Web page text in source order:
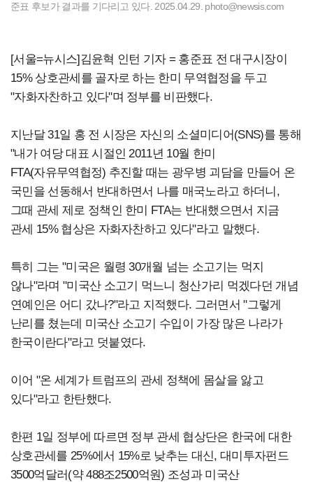
준표 후보가 결과를 기다리고 있다. 2025.04.29. photo@newsis.com
[서울=뉴시스]김윤혁 인턴 기자 = 홍준표 전 대구시장이
15% 상호관세를 골자로 하는 한미 무역협정을 두고
"자화자찬하고 있다"며 정부를 비판했다.
지난달 31일 홍 전 시장은 자신의 소셜미디어(SNS)를 통해
"내가 여당 대표 시절인 2011년 10월 한미
FTA(자유무역협정) 추진할 때는 광우병 괴담을 만들어 온
국민을 선동해서 반대하면서 나를 매국노라고 하더니,
그때 관세 제로 정책인 한미 FTA는 반대했으면서 지금
관세 15% 협상은 자화자찬하고 있다"라고 말했다.
특히 그는 "미국은 월령 30개월 넘는 소고기는 먹지
않나"라며 "미국산 소고기 먹느니 청산가리 먹겠다던 개념
연예인은 어디 갔나?"라고 지적했다. 그러면서 "그렇게
난리를 쳤는데 미국산 소고기 수입이 가장 많은 나라가
한국이란다"라고 덧붙였다.
이어 "온 세계가 트럼프의 관세 정책에 몸살을 앓고
있다"라고 한탄했다.
한편 1일 정부에 따르면 정부 관세 협상단은 한국에 대한
상호관세를 25%에서 15%로 낮추는 대신, 대미투자펀드
3500억달러(약 488조2500억원) 조성과 미국산